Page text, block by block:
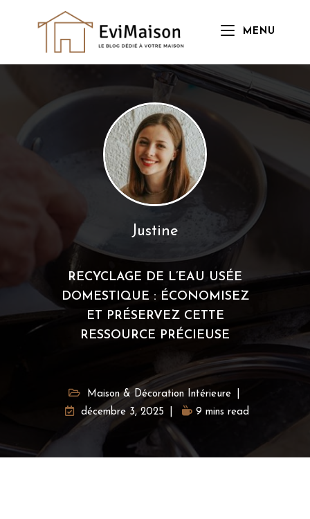
MENU
Justine
RECYCLAGE DE L’EAU USÉE
DOMESTIQUE : ÉCONOMISEZ
ET PRÉSERVEZ CETTE
RESSOURCE PRÉCIEUSE
Maison & Décoration Intérieure
décembre 3, 2025
9 mins read